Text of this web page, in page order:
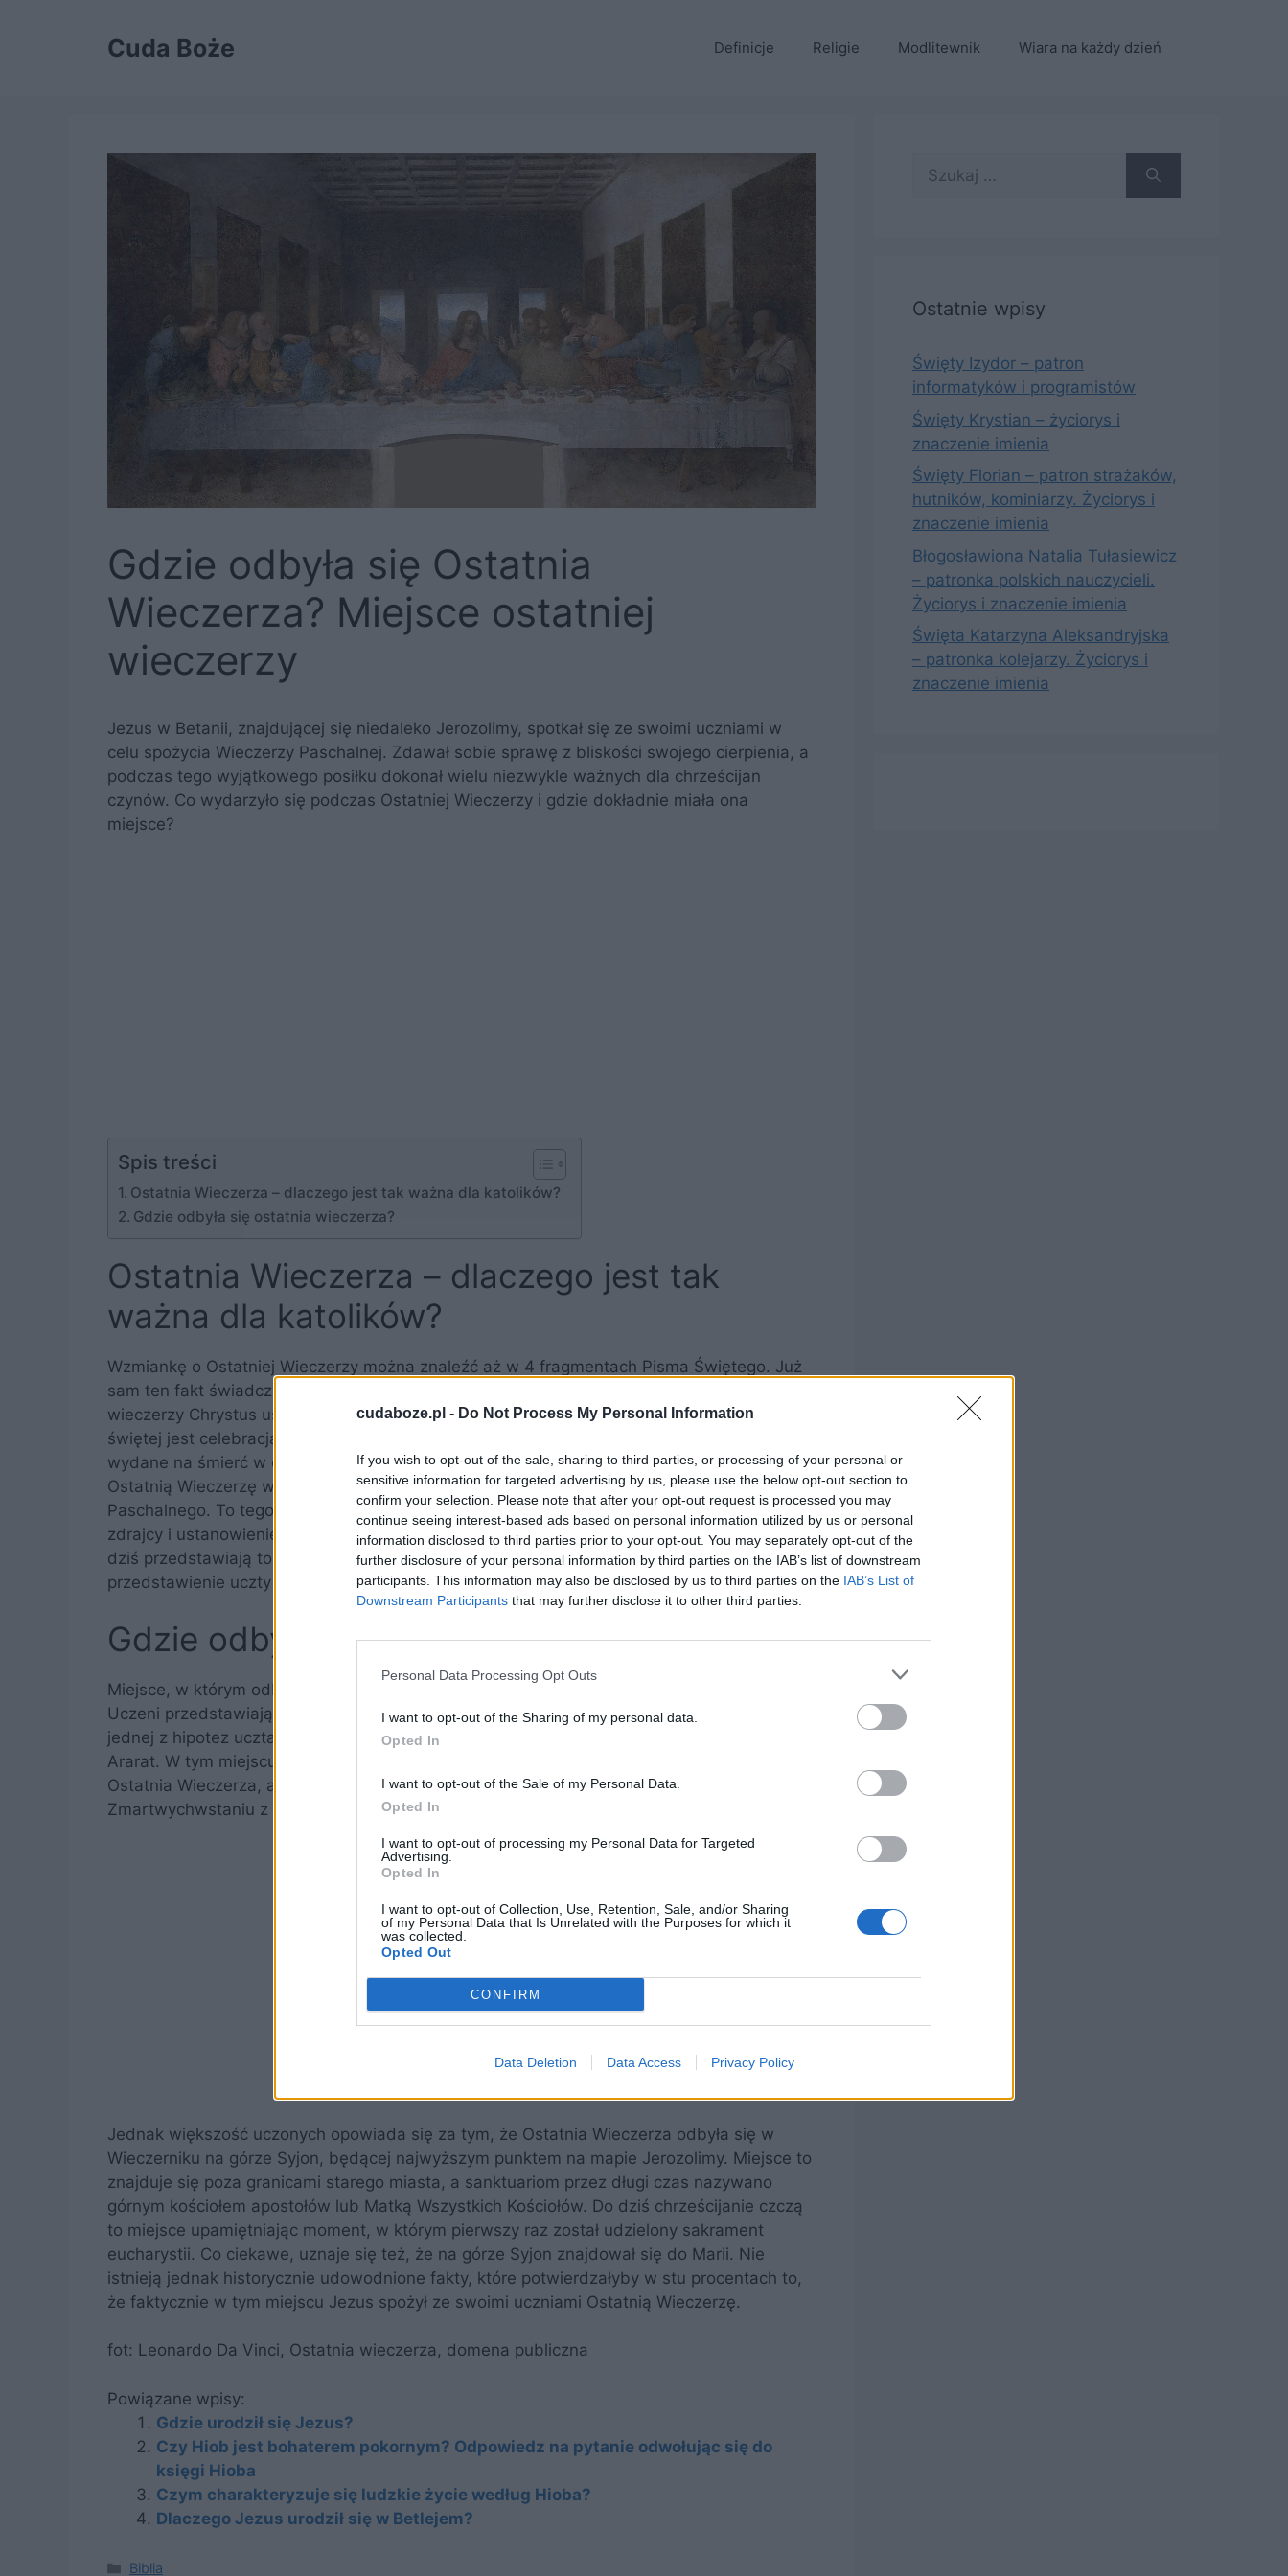
cudaboze.pl - Do Not Process My Personal Information
If you wish to opt-out of the sale, sharing to third parties, or processing of your personal or
sensitive information for targeted advertising by us, please use the below opt-out section to
confirm your selection. Please note that after your opt-out request is processed you may
continue seeing interest-based ads based on personal information utilized by us or personal
information disclosed to third parties prior to your opt-out. You may separately opt-out of the
further disclosure of your personal information by third parties on the IAB’s list of downstream
participants. This information may also be disclosed by us to third parties on the IAB’s List of
Downstream Participants that may further disclose it to other third parties.
Personal Data Processing Opt Outs
I want to opt-out of the Sharing of my personal data.
Opted In
I want to opt-out of the Sale of my Personal Data.
Opted In
I want to opt-out of processing my Personal Data for Targeted
Advertising.
Opted In
I want to opt-out of Collection, Use, Retention, Sale, and/or Sharing
of my Personal Data that Is Unrelated with the Purposes for which it
was collected.
Opted Out
CONFIRM
Data Deletion Data Access Privacy Policy
Cuda Boże Definicje Religie Modlitewnik Wiara na każdy dzień
Gdzie odbyła się Ostatnia
Wieczerza? Miejsce ostatniej
wieczerzy
Jezus w Betanii, znajdującej się niedaleko Jerozolimy, spotkał się ze swoimi uczniami w
celu spożycia Wieczerzy Paschalnej. Zdawał sobie sprawę z bliskości swojego cierpienia, a
podczas tego wyjątkowego posiłku dokonał wielu niezwykle ważnych dla chrześcijan
czynów. Co wydarzyło się podczas Ostatniej Wieczerzy i gdzie dokładnie miała ona
miejsce?
Spis treści
Ostatnia Wieczerza – dlaczego jest tak ważna dla katolików?
Gdzie odbyła się ostatnia wieczerza?
Ostatnia Wieczerza – dlaczego jest tak
ważna dla katolików?
Wzmiankę o Ostatniej Wieczerzy można znaleźć aż w 4 fragmentach Pisma Świętego. Już
sam ten fakt świadczy o niezwykłej wadze tego wydarzenia. To podczas ostatniej
wieczerzy Chrystus ustanowił sakrament eucharystii i kapłaństwa. Przyjmowanie komunii
świętej jest celebracją Jezusowej paschy. Chleb i winu to ciało zbawiciela, które zostało
wydane na śmierć w celu odpuszczenia grzechów całej ludzkości. Kościół celebruje
Ostatnią Wieczerzę w szczególny sposób podczas Wielkiego Czwartku, elementu Triduum
Paschalnego. To tego dnia upamiętnia się obmycie uczniom nóg, wskazanie Judasza jako
zdrajcy i ustanowienie sakramentu Eucharystii. Na pamiątkę Ostatniej Wieczerzy, artyści do
dziś przedstawiają to wydarzenia w swoich dziełach sztuki. Najsłynniejsze jest
przedstawienie uczty autorstwa Leonarda da Vinci.
Gdzie odbyła się ostatnia wieczerza?
Miejsce, w którym odbyła się Ostatnia Wieczerza nie zostało jednogłośnie wskazane.
Uczeni przedstawiają wiele teorii na ten temat i nie są zgodni co do żadnej z nich. Według
jednej z hipotez uczta paschalna odbyła się w kościele św. Marka położonym przy ulica
Ararat. W tym miejscu, według prawosławnych Syryjczyków, miała miejsce nie tylko
Ostatnia Wieczerza, ale również wybór Macieja na apostoła, spotkanie Jezusa po
Zmartwychwstaniu z Tomaszem i przyjście Ducha Świętego.
Jednak większość uczonych opowiada się za tym, że Ostatnia Wieczerza odbyła się w
Wieczerniku na górze Syjon, będącej najwyższym punktem na mapie Jerozolimy. Miejsce to
znajduje się poza granicami starego miasta, a sanktuariom przez długi czas nazywano
górnym kościołem apostołów lub Matką Wszystkich Kościołów. Do dziś chrześcijanie czczą
to miejsce upamiętniając moment, w którym pierwszy raz został udzielony sakrament
eucharystii. Co ciekawe, uznaje się też, że na górze Syjon znajdował się do Marii. Nie
istnieją jednak historycznie udowodnione fakty, które potwierdzałyby w stu procentach to,
że faktycznie w tym miejscu Jezus spożył ze swoimi uczniami Ostatnią Wieczerzę.
fot: Leonardo Da Vinci, Ostatnia wieczerza, domena publiczna
Powiązane wpisy:
Gdzie urodził się Jezus?
Czy Hiob jest bohaterem pokornym? Odpowiedz na pytanie odwołując się do
księgi Hioba
Czym charakteryzuje się ludzkie życie według Hioba?
Dlaczego Jezus urodził się w Betlejem?
Kategorie
Biblia
Ostatnie wpisy
Święty Izydor – patron
informatyków i programistów
Święty Krystian – życiorys i
znaczenie imienia
Święty Florian – patron strażaków,
hutników, kominiarzy. Życiorys i
znaczenie imienia
Błogosławiona Natalia Tułasiewicz
– patronka polskich nauczycieli.
Życiorys i znaczenie imienia
Święta Katarzyna Aleksandryjska
– patronka kolejarzy. Życiorys i
znaczenie imienia